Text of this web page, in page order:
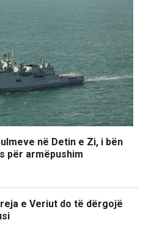
në Detin e Zi, i bën
për armëpushim
e Veriut do të dërgojë